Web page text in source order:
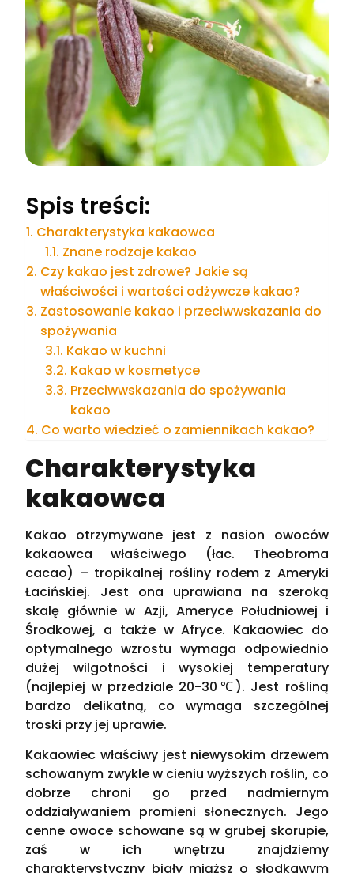
Spis treści:
Charakterystyka kakaowca
Znane rodzaje kakao
Czy kakao jest zdrowe? Jakie są
właściwości i wartości odżywcze kakao?
Zastosowanie kakao i przeciwwskazania do
spożywania
Kakao w kuchni
Kakao w kosmetyce
Przeciwwskazania do spożywania
kakao
Co warto wiedzieć o zamiennikach kakao?
Charakterystyka
kakaowca
Kakao otrzymywane jest z nasion owoców
kakaowca właściwego (łac. Theobroma
cacao) – tropikalnej rośliny rodem z Ameryki
Łacińskiej. Jest ona uprawiana na szeroką
skalę głównie w Azji, Ameryce Południowej i
Środkowej, a także w Afryce. Kakaowiec do
optymalnego wzrostu wymaga odpowiednio
dużej wilgotności i wysokiej temperatury
(najlepiej w przedziale 20-30℃). Jest rośliną
bardzo delikatną, co wymaga szczególnej
troski przy jej uprawie.
Kakaowiec właściwy jest niewysokim drzewem
schowanym zwykle w cieniu wyższych roślin, co
dobrze chroni go przed nadmiernym
oddziaływaniem promieni słonecznych. Jego
cenne owoce schowane są w grubej skorupie,
zaś w ich wnętrzu znajdziemy
charakterystyczny biały miąższ o słodkawym